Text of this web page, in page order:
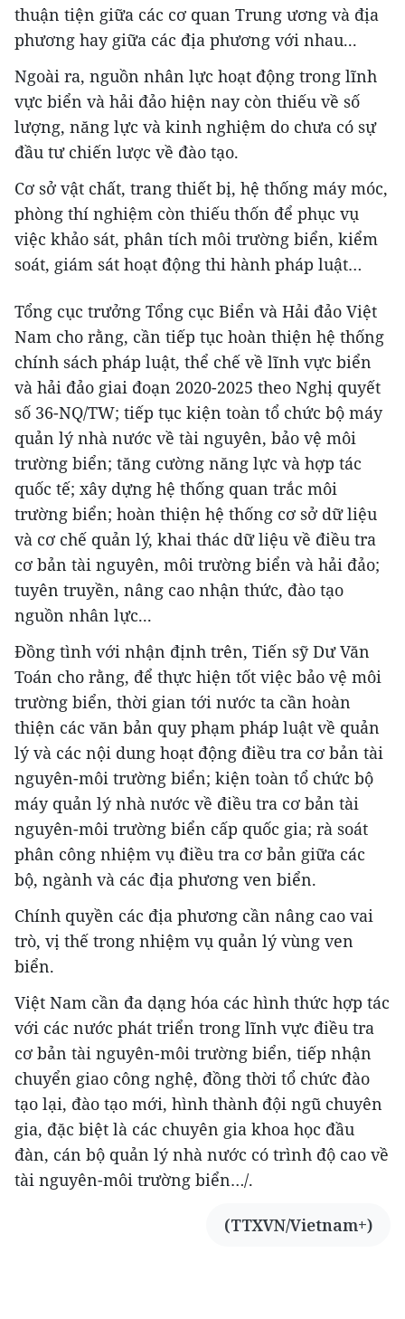
thuận tiện giữa các cơ quan Trung ương và địa
phương hay giữa các địa phương với nhau...
Ngoài ra, nguồn nhân lực hoạt động trong lĩnh
vực biển và hải đảo hiện nay còn thiếu về số
lượng, năng lực và kinh nghiệm do chưa có sự
đầu tư chiến lược về đào tạo.
Cơ sở vật chất, trang thiết bị, hệ thống máy móc,
phòng thí nghiệm còn thiếu thốn để phục vụ
việc khảo sát, phân tích môi trường biển, kiểm
soát, giám sát hoạt động thi hành pháp luật…
Tổng cục trưởng Tổng cục Biển và Hải đảo Việt
Nam cho rằng, cần tiếp tục hoàn thiện hệ thống
chính sách pháp luật, thể chế về lĩnh vực biển
và hải đảo giai đoạn 2020-2025 theo Nghị quyết
số 36-NQ/TW; tiếp tục kiện toàn tổ chức bộ máy
quản lý nhà nước về tài nguyên, bảo vệ môi
trường biển; tăng cường năng lực và hợp tác
quốc tế; xây dựng hệ thống quan trắc môi
trường biển; hoàn thiện hệ thống cơ sở dữ liệu
và cơ chế quản lý, khai thác dữ liệu về điều tra
cơ bản tài nguyên, môi trường biển và hải đảo;
tuyên truyền, nâng cao nhận thức, đào tạo
nguồn nhân lực...
Đồng tình với nhận định trên, Tiến sỹ Dư Văn
Toán cho rằng, để thực hiện tốt việc bảo vệ môi
trường biển, thời gian tới nước ta cần hoàn
thiện các văn bản quy phạm pháp luật về quản
lý và các nội dung hoạt động điều tra cơ bản tài
nguyên-môi trường biển; kiện toàn tổ chức bộ
máy quản lý nhà nước về điều tra cơ bản tài
nguyên-môi trường biển cấp quốc gia; rà soát
phân công nhiệm vụ điều tra cơ bản giữa các
bộ, ngành và các địa phương ven biển.
Chính quyền các địa phương cần nâng cao vai
trò, vị thế trong nhiệm vụ quản lý vùng ven
biển.
Việt Nam cần đa dạng hóa các hình thức hợp tác
với các nước phát triển trong lĩnh vực điều tra
cơ bản tài nguyên-môi trường biển, tiếp nhận
chuyển giao công nghệ, đồng thời tổ chức đào
tạo lại, đào tạo mới, hình thành đội ngũ chuyên
gia, đặc biệt là các chuyên gia khoa học đầu
đàn, cán bộ quản lý nhà nước có trình độ cao về
tài nguyên-môi trường biển…/.
(TTXVN/Vietnam+)